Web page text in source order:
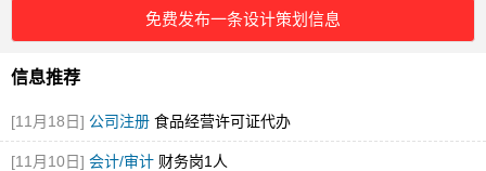
免费发布一条设计策划信息
信息推荐
[11月18日] 公司注册 食品经营许可证代办
[11月10日] 会计/审计 财务岗1人